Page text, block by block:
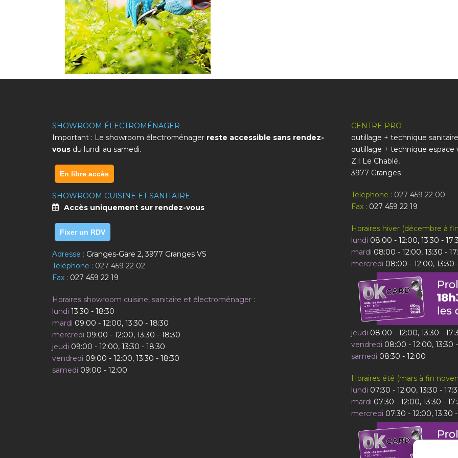
SHOWROOM ÉLECTROMÉNAGER
Important : Le showroom électroménager reste accessible sans rendez-
vous du lundi au samedi.
En libre accès
SHOWROOM CUISINE ET SANITAIRE
Accès uniquement sur rendez-vous
Fixer un RDV
Adresse : Granges-Gare 2, 3977 Granges VS
Téléphone : 027 459 22 02
Fax : 027 459 22 19
Horaires showroom cuisine, sanitaire et électroménager :
lundi 13:30 - 18:30
mardi 09:00 - 12:00, 13:30 - 18:30
mercredi 09:00 - 12:00, 13:30 - 18:30
jeudi 09:00 - 12:00, 13:30 - 18:30
vendredi 09:00 - 12:00, 13:30 - 18:30
samedi 09:00 - 12:00
CENTRE PRO
outillage + technique sanitaire
outillage + technique espace
Z.I Le Chablé,
3977 Granges
Téléphone : 027 459 22 00
Fax : 027 459 22 19
Horaires hiver (décembre à
lundi 08:00 - 12:00, 13:30 -
mardi 08:00 - 12:00, 13:30 -
mercredi 08:00 - 12:00, 13:30
jeudi 08:00 - 12:00, 13:30 -
vendredi 08:00 - 12:00, 13:30
samedi 08:30 - 12:00
Horaires été (mars à fin
lundi 07:30 - 12:00, 13:30 -
mardi 07:30 - 12:00, 13:30 -
mercredi 07:30 - 12:00, 13:30